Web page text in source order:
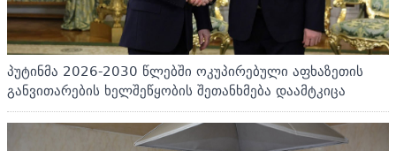
პუტინმა 2026-2030 წლებში ოკუპირებული აფხაზეთის
განვითარების ხელშეწყობის შეთანხმება დაამტკიცა